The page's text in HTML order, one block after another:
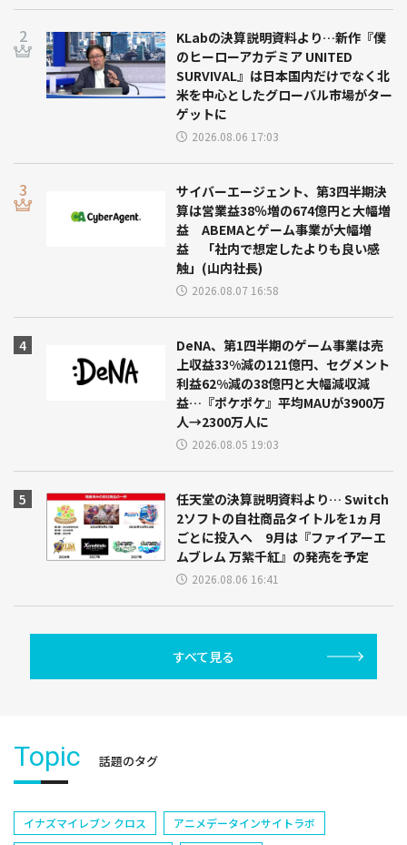
KLabの決算説明資料より…新作『僕
のヒーローアカデミア UNITED
SURVIVAL』は日本国内だけでなく北
米を中心としたグローバル市場がター
ゲットに
2026.08.06 17:03
サイバーエージェント、第3四半期決
算は営業益38％増の674億円と大幅増
益 ABEMAとゲーム事業が大幅増
益 「社内で想定したよりも良い感
触」(山内社長)
2026.08.07 16:58
DeNA、第1四半期のゲーム事業は売
上収益33%減の121億円、セグメント
利益62%減の38億円と大幅減収減
益…『ポケポケ』平均MAUが3900万
人→2300万人に
2026.08.05 19:03
任天堂の決算説明資料より… Switch
2ソフトの自社商品タイトルを1ヵ月
ごとに投入へ 9月は『ファイアーエ
ムブレム 万紫千紅』の発売を予定
2026.08.06 16:41
すべて見る
Topic 話題のタグ
イナズマイレブン クロス
アニメデータインサイトラボ